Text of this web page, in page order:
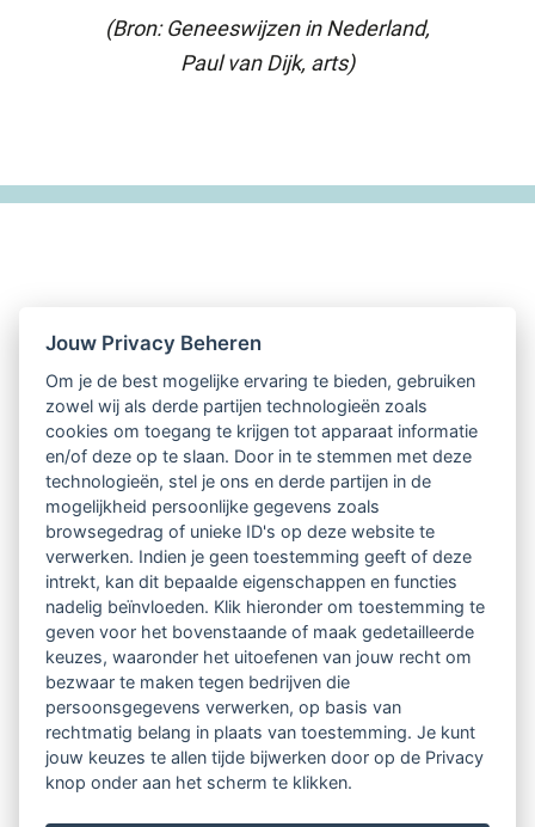
(Bron: Geneeswijzen in Nederland,
Paul van Dijk, arts)
Jouw Privacy Beheren
Om je de best mogelijke ervaring te bieden, gebruiken
zowel wij als derde partijen technologieën zoals
cookies om toegang te krijgen tot apparaat informatie
en/of deze op te slaan. Door in te stemmen met deze
technologieën, stel je ons en derde partijen in de
mogelijkheid persoonlijke gegevens zoals
browsegedrag of unieke ID's op deze website te
verwerken. Indien je geen toestemming geeft of deze
intrekt, kan dit bepaalde eigenschappen en functies
nadelig beïnvloeden. Klik hieronder om toestemming te
geven voor het bovenstaande of maak gedetailleerde
keuzes, waaronder het uitoefenen van jouw recht om
bezwaar te maken tegen bedrijven die
persoonsgegevens verwerken, op basis van
rechtmatig belang in plaats van toestemming. Je kunt
jouw keuzes te allen tijde bijwerken door op de Privacy
knop onder aan het scherm te klikken.